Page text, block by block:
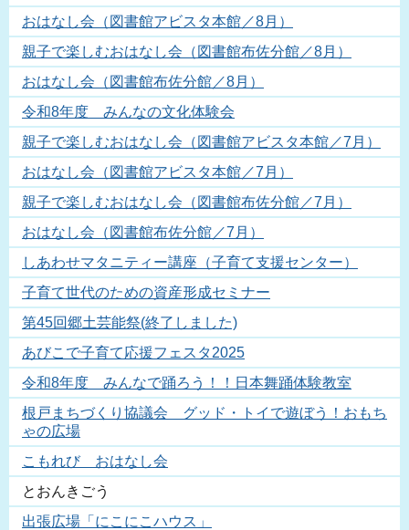
おはなし会（図書館アビスタ本館／8月）
親子で楽しむおはなし会（図書館布佐分館／8月）
おはなし会（図書館布佐分館／8月）
令和8年度 みんなの文化体験会
親子で楽しむおはなし会（図書館アビスタ本館／7月）
おはなし会（図書館アビスタ本館／7月）
親子で楽しむおはなし会（図書館布佐分館／7月）
おはなし会（図書館布佐分館／7月）
しあわせマタニティー講座（子育て支援センター）
子育て世代のための資産形成セミナー
第45回郷土芸能祭(終了しました)
あびこで子育て応援フェスタ2025
令和8年度 みんなで踊ろう！！日本舞踊体験教室
根戸まちづくり協議会 グッド・トイで遊ぼう！おもち
ゃの広場
こもれび おはなし会
とおんきごう
出張広場「にこにこハウス」